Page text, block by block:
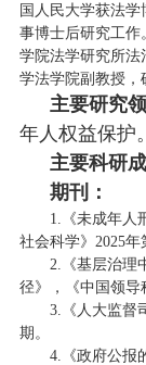
国人民大学获法学
事博士后研究工作
学院法学研究所法
学法学院副教授，
主要研究
年人权益保护。
主要科研
期刊：
1.《未成年人
社会科学》2025年
2.《基层治理
径》，《中国领导
3.《人大监督
期。
4.《政府公报